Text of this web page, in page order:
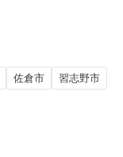
佐倉市
習志野市